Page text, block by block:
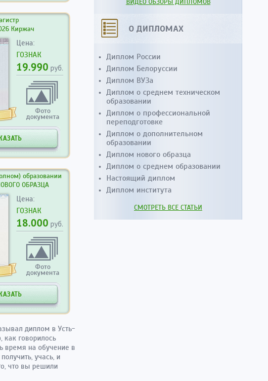
Киржач
Цена:
ГОЗНАК
19.990 руб.
Фото
документа
образовании
ОБРАЗЦА
Цена:
ГОЗНАК
18.000 руб.
Фото
документа
диплом в Усть-
как говорилось
время на обучение в
учась, и
что вы решили
ВИДЕО ОБЗОРЫ ДИПЛОМОВ
О ДИПЛОМАХ
Диплом России
Диплом Белоруссии
Диплом ВУЗа
Диплом о среднем техническом
образовании
Диплом о профессиональной
переподготовке
Диплом о дополнительном
образовании
Диплом нового образца
Диплом о среднем образовании
Настоящий диплом
Диплом института
СМОТРЕТЬ ВСЕ СТАТЬИ